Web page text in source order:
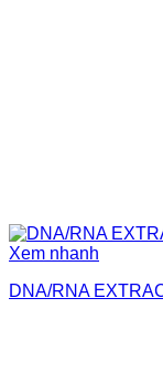
Xem nhanh
DNA/RNA